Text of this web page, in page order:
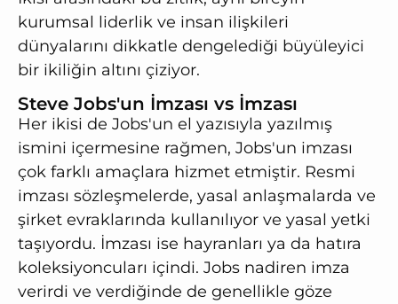
kurumsal liderlik ve insan ilişkileri
dünyalarını dikkatle dengelediği büyüleyici
bir ikiliğin altını çiziyor.
Steve Jobs'un İmzası vs İmzası
Her ikisi de Jobs'un el yazısıyla yazılmış
ismini içermesine rağmen, Jobs'un imzası
çok farklı amaçlara hizmet etmiştir. Resmi
imzası sözleşmelerde, yasal anlaşmalarda ve
şirket evraklarında kullanılıyor ve yasal yetki
taşıyordu. İmzası ise hayranları ya da hatıra
koleksiyoncuları içindi. Jobs nadiren imza
verirdi ve verdiğinde de genellikle göze